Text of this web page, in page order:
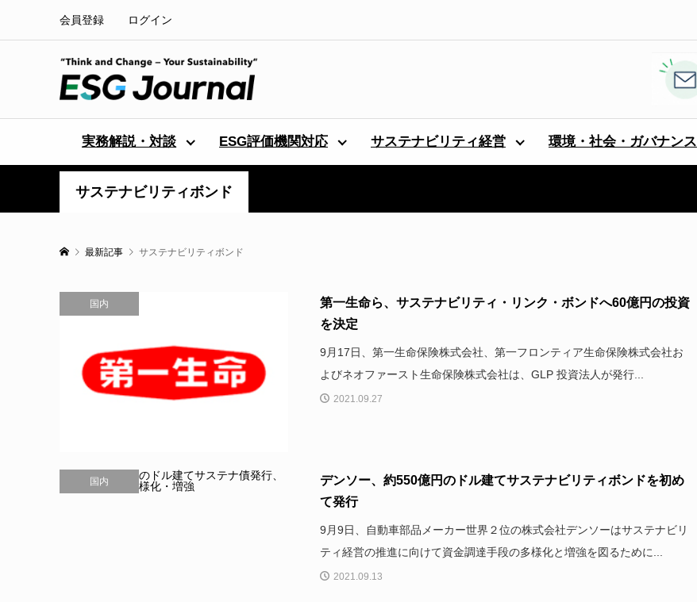
会員登録 ログイン
実務解説・対談 ESG評価機関対応 サステナビリティ経営 環境・社会・ガバナンス
サステナビリティボンド
最新記事 サステナビリティボンド
国内
第一生命ら、サステナビリティ・リンク・ボンドへ60億円の投資
を決定
9月17日、第一生命保険株式会社、第一フロンティア生命保険株式会社お
よびネオファースト生命保険株式会社は、GLP 投資法人が発行...
2021.09.27
国内
デンソー、約550億円のドル建てサステナビリティボンドを初め
て発行
9月9日、自動車部品メーカー世界２位の株式会社デンソーはサステナビリ
ティ経営の推進に向けて資金調達手段の多様化と増強を図るために...
2021.09.13